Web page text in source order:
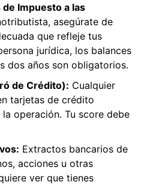
Impuesto a las
asegúrate de
que refleje tus
jurídica, los balances
dos años son obligatorios.
de Crédito): Cualquier
tarjetas de crédito
operación. Tu score debe
Extractos bancarios de
acciones u otras
ver que tienes